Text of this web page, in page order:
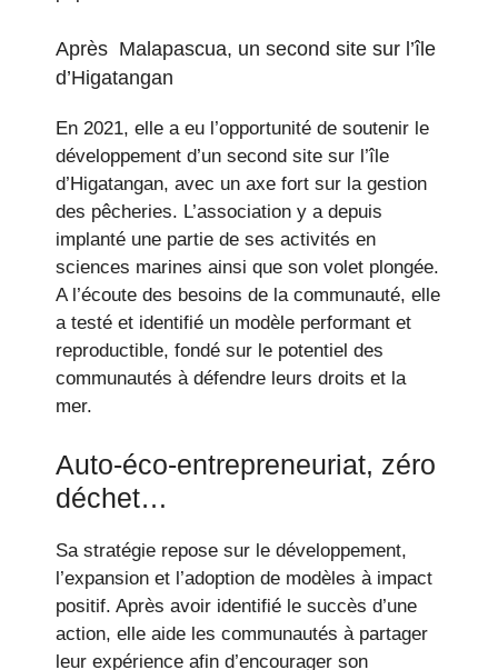
Après Malapascua, un second site sur l’île
d’Higatangan
En 2021, elle a eu l’opportunité de soutenir le
développement d’un second site sur l’île
d’Higatangan, avec un axe fort sur la gestion
des pêcheries. L’association y a depuis
implanté une partie de ses activités en
sciences marines ainsi que son volet plongée.
A l’écoute des besoins de la communauté, elle
a testé et identifié un modèle performant et
reproductible, fondé sur le potentiel des
communautés à défendre leurs droits et la
mer.
Auto-éco-entrepreneuriat, zéro
déchet…
Sa stratégie repose sur le développement,
l’expansion et l’adoption de modèles à impact
positif. Après avoir identifié le succès d’une
action, elle aide les communautés à partager
leur expérience afin d’encourager son